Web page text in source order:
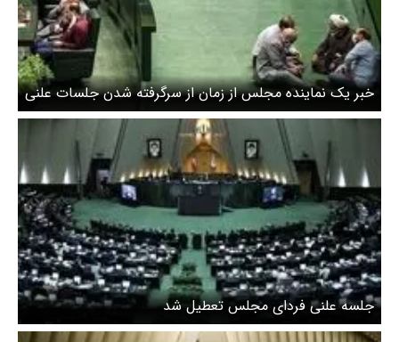
خبر یک نماینده مجلس از زمان از سرگرفته شدن جلسات علنی
مجلس
جلسه علنی فردای مجلس تعطیل شد